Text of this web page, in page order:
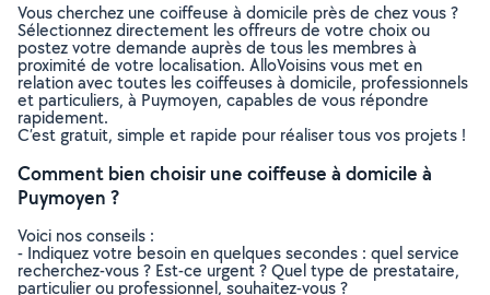
Vous cherchez une coiffeuse à domicile près de chez vous ?
Sélectionnez directement les offreurs de votre choix ou
postez votre demande auprès de tous les membres à
proximité de votre localisation. AlloVoisins vous met en
relation avec toutes les coiffeuses à domicile, professionnels
et particuliers, à Puymoyen, capables de vous répondre
rapidement.
C’est gratuit, simple et rapide pour réaliser tous vos projets !
Comment bien choisir une coiffeuse à domicile à
Puymoyen ?
Voici nos conseils :
- Indiquez votre besoin en quelques secondes : quel service
recherchez-vous ? Est-ce urgent ? Quel type de prestataire,
particulier ou professionnel, souhaitez-vous ?